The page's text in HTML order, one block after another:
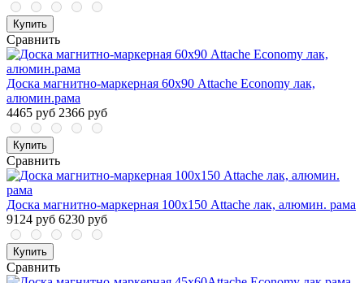
Купить
Сравнить
Доска магнитно-маркерная 60х90 Attache Economy лак,
алюмин.рама
4465 руб 2366 руб
Купить
Сравнить
Доска магнитно-маркерная 100х150 Attache лак, алюмин. рама
9124 руб 6230 руб
Купить
Сравнить